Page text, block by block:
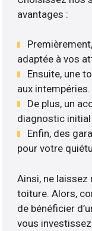
avantages :
adaptée à vos
Ensuite, une
aux intempéries.
De plus, un
diagnostic initial
Enfin, des
pour votre
Ainsi, ne
toiture. Alors,
de bénéficier
vous